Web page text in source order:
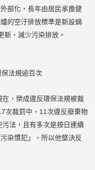
部化，長年由居民承擔健
的空汙排放標準是新設鍋
新，減少污染排放。
法規逾百次
，榮成違反環保法規被裁
次裁罰中，11次違反廢棄物
法，且有多次是按日連續
染慣犯」，所以他堅決反